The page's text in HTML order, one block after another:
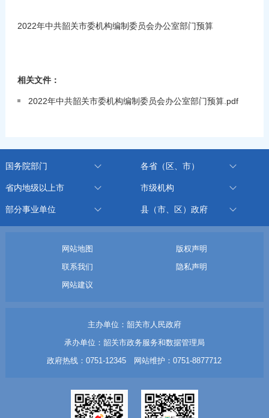
2022年中共韶关市委机构编制委员会办公室部门预算
相关文件：
2022年中共韶关市委机构编制委员会办公室部门预算.pdf
国务院部门 各省（区、市）
省内地级以上市 市级机构
部分事业单位 县（市、区）政府
网站地图
版权声明
联系我们
隐私声明
网站建议
主办单位：韶关市人民政府
承办单位：韶关市政务服务和数据管理局
政府热线：0751-12345 网站维护：0751-8877712